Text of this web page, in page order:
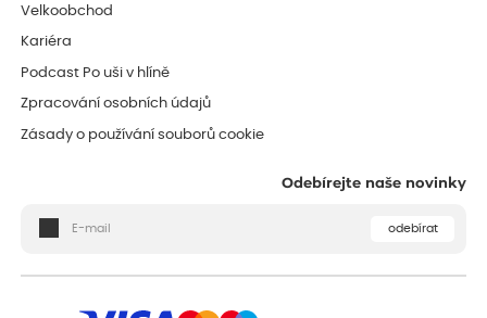
Velkoobchod
Kariéra
Podcast Po uši v hlíně
Zpracování osobních údajů
Zásady o používání souborů cookie
Odebírejte naše novinky
odebírat